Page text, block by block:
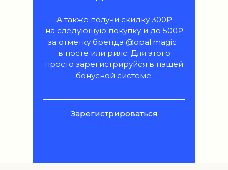
Зарегистрироваться
А также получи скидку 300₽
на следующую покупку и до 500₽
за отметку бренда @opal.magic_
в посте или рилс. Для этого
просто зарегистрируйся в нашей
бонусной системе.